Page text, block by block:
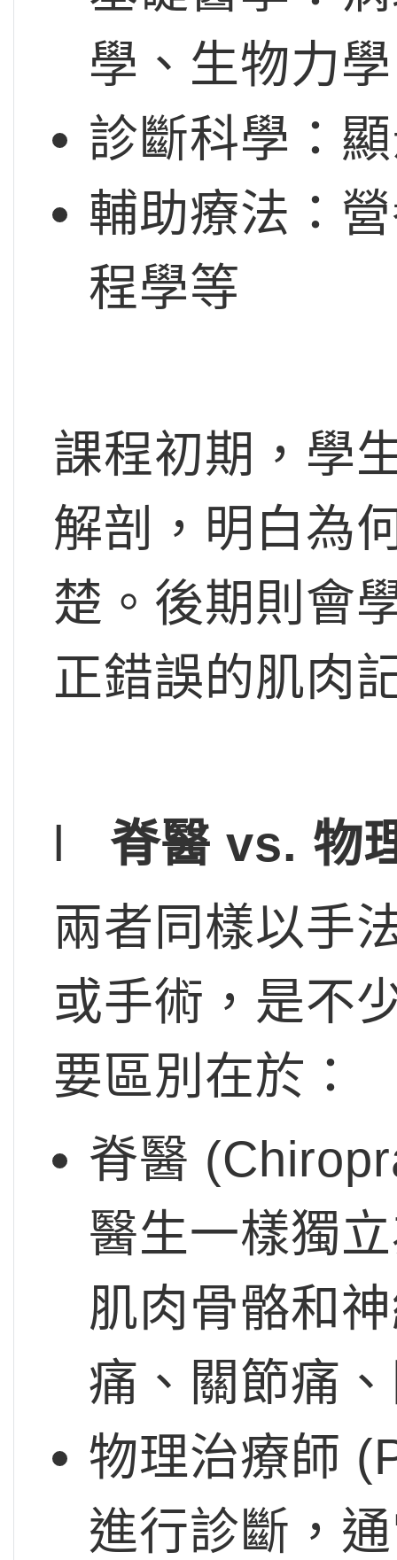
學、生物力學
診斷科學：
輔助療法：
程學等
課程初期，學
解剖，明白為
楚。後期則會
正錯誤的肌肉
l 脊醫 vs. 物
兩者同樣以手
或手術，是不
要區別在於：
脊醫
醫生一樣獨
肌肉骨骼和
痛、關節痛
物理治療師
進行診斷，